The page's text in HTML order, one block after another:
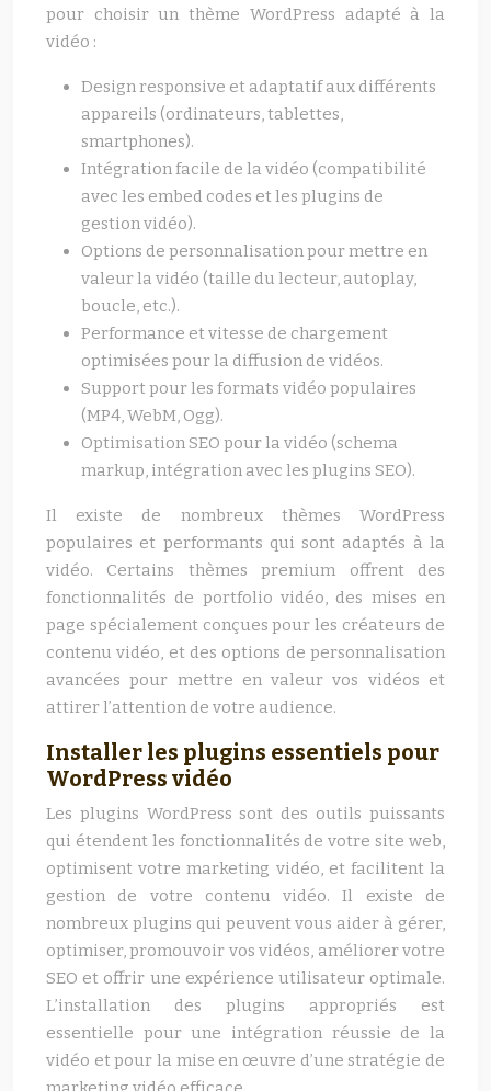
pour choisir un thème WordPress adapté à la
vidéo :
Design responsive et adaptatif aux différents
appareils (ordinateurs, tablettes,
smartphones).
Intégration facile de la vidéo (compatibilité
avec les embed codes et les plugins de
gestion vidéo).
Options de personnalisation pour mettre en
valeur la vidéo (taille du lecteur, autoplay,
boucle, etc.).
Performance et vitesse de chargement
optimisées pour la diffusion de vidéos.
Support pour les formats vidéo populaires
(MP4, WebM, Ogg).
Optimisation SEO pour la vidéo (schema
markup, intégration avec les plugins SEO).
Il existe de nombreux thèmes WordPress
populaires et performants qui sont adaptés à la
vidéo. Certains thèmes premium offrent des
fonctionnalités de portfolio vidéo, des mises en
page spécialement conçues pour les créateurs de
contenu vidéo, et des options de personnalisation
avancées pour mettre en valeur vos vidéos et
attirer l’attention de votre audience.
Installer les plugins essentiels pour
WordPress vidéo
Les plugins WordPress sont des outils puissants
qui étendent les fonctionnalités de votre site web,
optimisent votre marketing vidéo, et facilitent la
gestion de votre contenu vidéo. Il existe de
nombreux plugins qui peuvent vous aider à gérer,
optimiser, promouvoir vos vidéos, améliorer votre
SEO et offrir une expérience utilisateur optimale.
L’installation des plugins appropriés est
essentielle pour une intégration réussie de la
vidéo et pour la mise en œuvre d’une stratégie de